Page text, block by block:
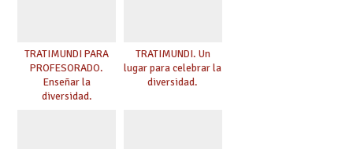
TRATIMUNDI PARA
PROFESORADO.
Enseñar la
diversidad.
TRATIMUNDI. Un
lugar para celebrar la
diversidad.